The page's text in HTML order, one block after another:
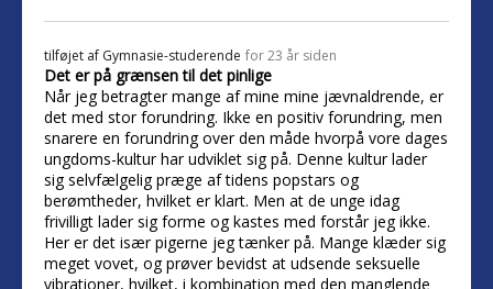
tilføjet af Gymnasie-studerende for 23 år siden
Det er på grænsen til det pinlige
Når jeg betragter mange af mine mine jævnaldrende, er
det med stor forundring. Ikke en positiv forundring, men
snarere en forundring over den måde hvorpå vore dages
ungdoms-kultur har udviklet sig på. Denne kultur lader
sig selvfælgelig præge af tidens popstars og
berømtheder, hvilket er klart. Men at de unge idag
frivilligt lader sig forme og kastes med forstår jeg ikke.
Her er det især pigerne jeg tænker på. Mange klæder sig
meget vovet, og prøver bevidst at udsende seksuelle
vibrationer, hvilket, i kombination med den manglende